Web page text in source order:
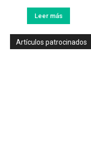
Leer más
Artículos patrocinados